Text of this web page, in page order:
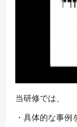
当研修では、
・具体的な事